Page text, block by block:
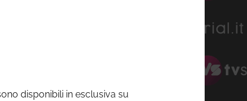
disponibili in esclusiva su